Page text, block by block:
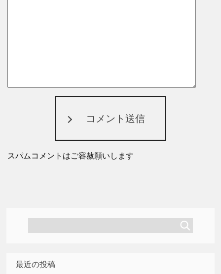
コメント送信
スパムコメントはご容赦願いします
最近の投稿